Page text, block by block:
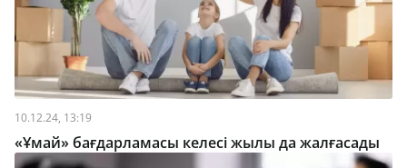
10.12.24, 13:19
«Ұмай» бағдарламасы келесі жылы да жалғасады